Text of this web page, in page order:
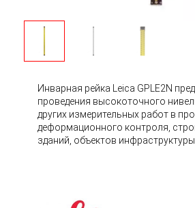
Инварная рейка Leica GPLE2N
проведения высокоточного
других измерительных работ в
деформационного контроля,
зданий, объектов инфраструктуры